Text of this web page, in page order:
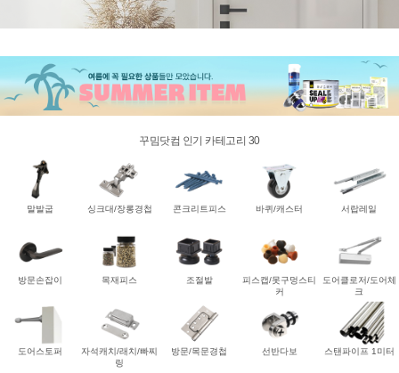
꾸밈닷컴 인기 카테고리 30
말발굽 싱크대/장롱경첩 콘크리트피스 바퀴/캐스터 서랍레일
방문손잡이 목재피스 조절발
피스캡/못구멍스티
커
도어클로저/도어체
크
도어스토퍼
자석캐치/래치/빠찌
링
방문/목문경첩 선반다보 스탠파이프 1미터